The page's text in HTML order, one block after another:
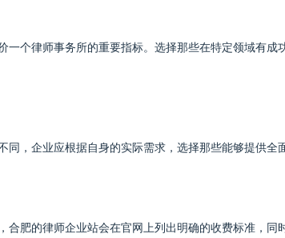
一个律师事务所的重要指标。选择那些在特定领域有成
，企业应根据自身的实际需求，选择那些能够提供全
合肥的律师企业站会在官网上列出明确的收费标准，同